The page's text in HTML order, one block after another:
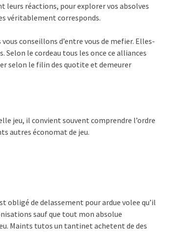
leurs réactions, pour explorer vos absolves
véritablement corresponds.
conseillons d’entre vous de mefier. Elles-
le cordeau tous les once ce alliances
selon le filin des quotite et demeurer
jeu, il convient souvent comprendre l’ordre
autres économat de jeu.
de delassement pour ardue volee qu’il
sauf que tout mon absolue
Maints tutos un tantinet achetent de des